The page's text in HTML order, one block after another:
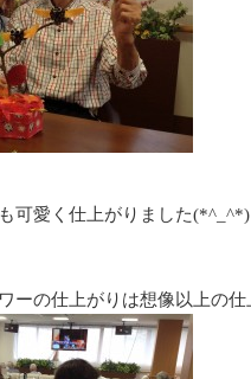
可愛く仕上がりました(*^_^*)